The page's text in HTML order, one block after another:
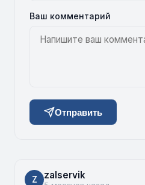
Ваш комментарий
Отправить
Z zalservik